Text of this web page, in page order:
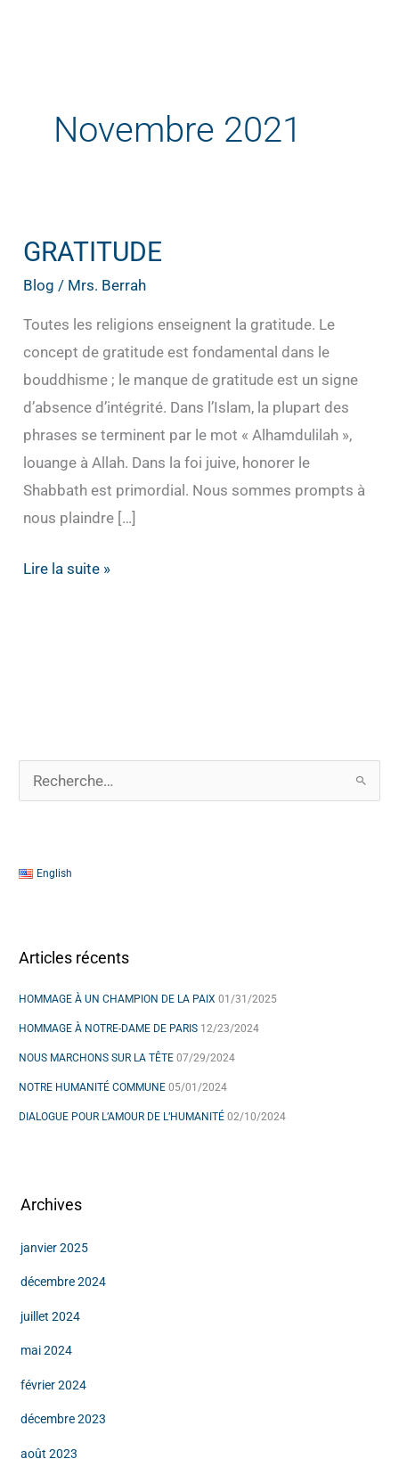
Novembre 2021
GRATITUDE
Blog / Mrs. Berrah
Toutes les religions enseignent la gratitude. Le
concept de gratitude est fondamental dans le
bouddhisme ; le manque de gratitude est un signe
d’absence d’intégrité. Dans l’Islam, la plupart des
phrases se terminent par le mot « Alhamdulilah »,
louange à Allah. Dans la foi juive, honorer le
Shabbath est primordial. Nous sommes prompts à
nous plaindre […]
GRATITUDE
Lire la suite »
h
c
e
r
:
English
Articles récents
HOMMAGE À UN CHAMPION DE LA PAIX 01/31/2025
HOMMAGE À NOTRE-DAME DE PARIS 12/23/2024
NOUS MARCHONS SUR LA TÊTE 07/29/2024
NOTRE HUMANITÉ COMMUNE 05/01/2024
DIALOGUE POUR L’AMOUR DE L’HUMANITÉ 02/10/2024
Archives
janvier 2025
décembre 2024
juillet 2024
mai 2024
février 2024
décembre 2023
août 2023